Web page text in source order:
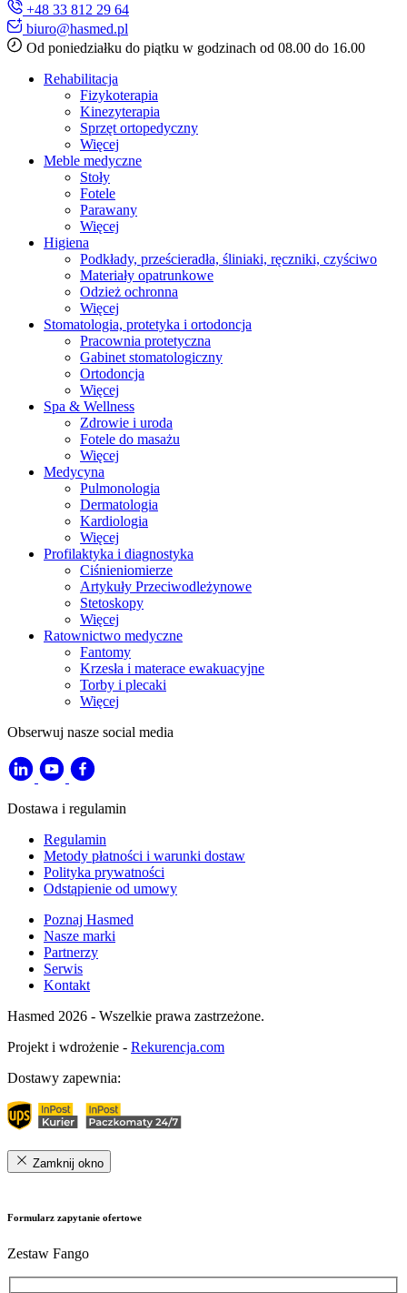
+48 33 812 29 64
biuro@hasmed.pl
Od poniedziałku do piątku w godzinach od 08.00 do 16.00
Rehabilitacja
Fizykoterapia
Kinezyterapia
Sprzęt ortopedyczny
Więcej
Meble medyczne
Stoły
Fotele
Parawany
Więcej
Higiena
Podkłady, prześcieradła, śliniaki, ręczniki, czyściwo
Materiały opatrunkowe
Odzież ochronna
Więcej
Stomatologia, protetyka i ortodoncja
Pracownia protetyczna
Gabinet stomatologiczny
Ortodoncja
Więcej
Spa & Wellness
Zdrowie i uroda
Fotele do masażu
Więcej
Medycyna
Pulmonologia
Dermatologia
Kardiologia
Więcej
Profilaktyka i diagnostyka
Ciśnieniomierze
Artykuły Przeciwodleżynowe
Stetoskopy
Więcej
Ratownictwo medyczne
Fantomy
Krzesła i materace ewakuacyjne
Torby i plecaki
Więcej
Obserwuj nasze social media
Dostawa i regulamin
Regulamin
Metody płatności i warunki dostaw
Polityka prywatności
Odstąpienie od umowy
Poznaj Hasmed
Nasze marki
Partnerzy
Serwis
Kontakt
Hasmed 2026 - Wszelkie prawa zastrzeżone.
Projekt i wdrożenie - Rekurencja.com
Dostawy zapewnia:
Zamknij okno
Formularz zapytanie ofertowe
Zestaw Fango